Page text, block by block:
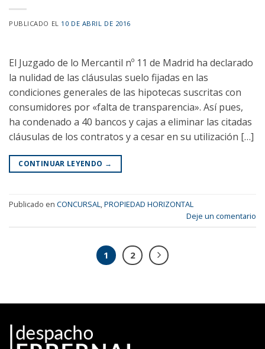
PUBLICADO EL 10 DE ABRIL DE 2016
El Juzgado de lo Mercantil nº 11 de Madrid ha declarado
la nulidad de las cláusulas suelo fijadas en las
condiciones generales de las hipotecas suscritas con
consumidores por «falta de transparencia». Así pues,
ha condenado a 40 bancos y cajas a eliminar las citadas
cláusulas de los contratos y a cesar en su utilización […]
CONTINUAR LEYENDO →
Publicado en CONCURSAL,PROPIEDAD HORIZONTAL
Deje un comentario
1 2